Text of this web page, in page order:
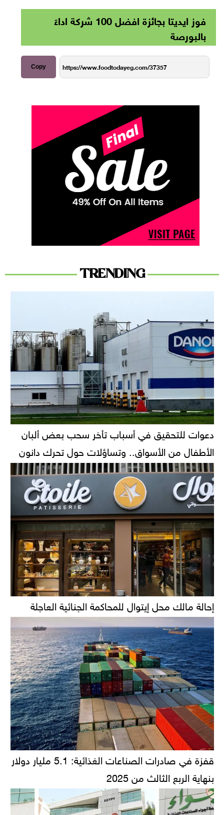
فوز ايديتا بجائزة افضل 100 شركة اداءً
بالبورصة
Copy
TRENDING
دعوات للتحقيق في أسباب تأخر سحب بعض ألبان
الأطفال من الأسواق.. وتساؤلات حول تحرك دانون
إحالة مالك محل إيتوال للمحاكمة الجنائية العاجلة
قفزة في صادرات الصناعات الغذائية: 5.1 مليار دولار
بنهاية الربع الثالث من 2025